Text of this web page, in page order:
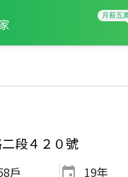
段４２０號
戶 19年